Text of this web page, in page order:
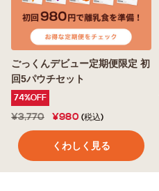
ごっくんデビュー定期便限定 初
回5パウチセット
74%OFF
¥3,770 ¥980 (税込)
くわしく見る